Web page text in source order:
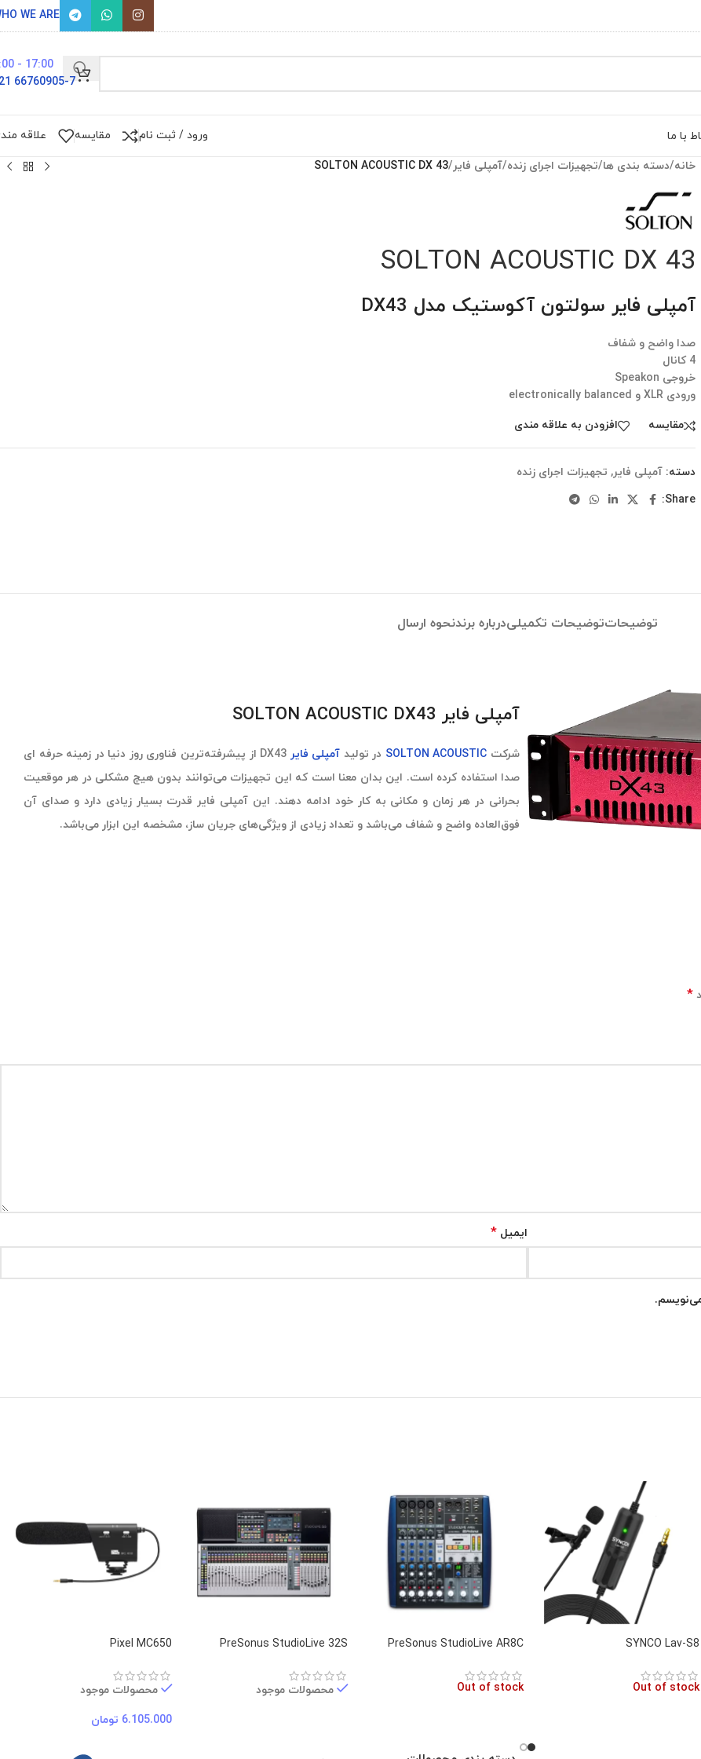
WE ARE
17:00 - 9:00
66760905-7 021
با ما ورود / ثبت نام مقایسه علاقه
خانه/دسته بندی ها/تجهیزات اجرای زنده/آمپلی فایر/
SOLTON ACOUSTIC DX 43
SOLTON ACOUSTIC DX 43
آمپلی فایر سولتون آکوستیک مدل DX43
صدا واضح و شفاف
4 کانال
خروجی Speakon
ورودی XLR و electronically balanced
مقایسه افزودن به علاقه مندی
دسته: آمپلی فایر, تجهیزات اجرای زنده
Share:
توضیحاتتوضیحات تکمیلیدرباره برندنحوه ارسال
آمپلی فایر SOLTON ACOUSTIC DX43
شرکت SOLTON ACOUSTIC در تولید آمپلی فایر
DX43 از پیشرفته‌ترین فناوری روز دنیا در زمینه حرفه ای
صدا استفاده کرده است. این بدان معنا است که این تجهیزات می‌توانند بدون هیچ مشکلی در هر موقعیت
بحرانی در هر زمان و مکانی به کار خود ادامه دهند. این آمپلی فایر قدرت بسیار زیادی دارد و صدای آن
فوق‌العاده واضح و شفاف می‌باشد و تعداد زیادی از ویژگی‌های جریان ساز، مشخصه این ابزار می‌باشد.
*
ایمیل *
می‌نویسم.
SYNCO Lav-S8
Out of stock
PreSonus StudioLive AR8C
Out of stock
PreSonus StudioLive 32S
محصولات موجود
Pixel MC650
محصولات موجود
6.105.000 تومان